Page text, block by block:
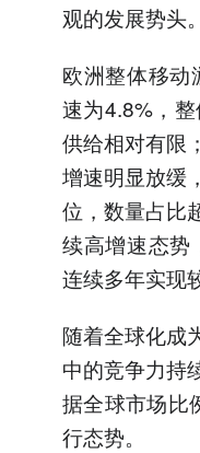
观的发展势头。
欧洲整体移动
速为4.8%，
供给相对有限
增速明显放缓
位，数量占比
续高增速态势
连续多年实现
随着全球化成
中的竞争力持
据全球市场比
行态势。